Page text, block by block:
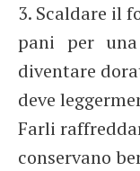
3. Scaldare il
pani per
diventare
deve
Farli
conservano